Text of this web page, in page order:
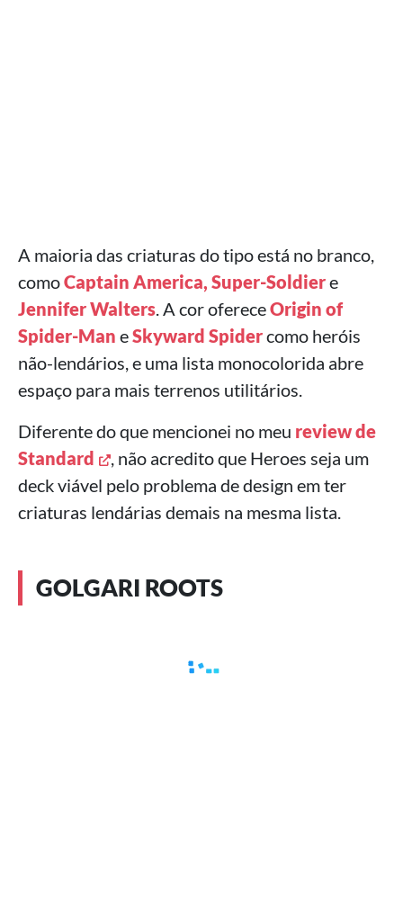
A maioria das criaturas do tipo está no branco,
comoCaptain America, Super-Soldiere
Jennifer Walters. A cor ofereceOrigin of
Spider-Man eSkyward Spidercomo heróis
não-lendários, e uma lista monocolorida abre
espaço para mais terrenos utilitários.
Diferente do que mencionei no meu review de
Standard
, não acredito que Heroes seja um
deck viável pelo problema de design em ter
criaturas lendárias demais na mesma lista.
GOLGARI ROOTS